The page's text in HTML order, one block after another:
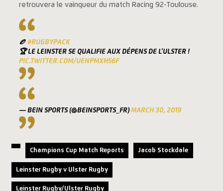
retrouvera le vainqueur du match Racing 92-Toulouse.
🏉 #RUGBYPACK
🏆 LE LEINSTER SE QUALIFIE AUX DÉPENS DE L'ULSTER !
PIC.TWITTER.COM/UENPMXHS6F
— BEIN SPORTS (@BEINSPORTS_FR)MARCH 30, 2019
Champions Cup Match Reports Jacob Stockdale
Leinster Rugby v Ulster Rugby
Leinster Rugby/Ulster Rugby